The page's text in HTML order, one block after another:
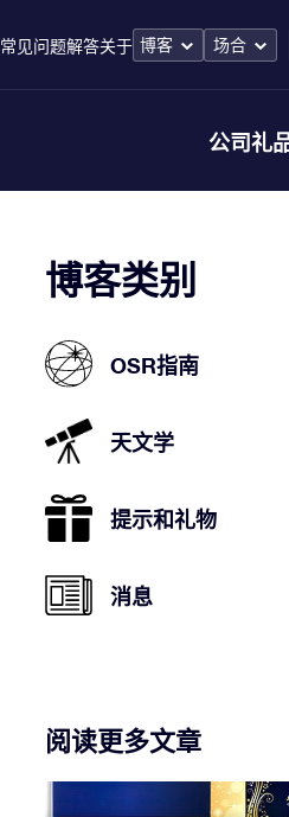
常见问题解答关于 博客 场合
公司礼
博客类别
OSR指南
天文学
提示和礼物
消息
阅读更多文章